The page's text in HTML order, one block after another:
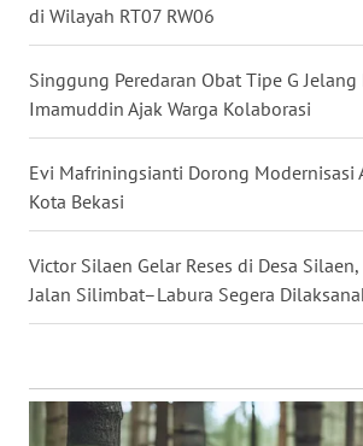
di Wilayah RT07 RW06
Singgung Peredaran Obat Tipe G Jelang
Imamuddin Ajak Warga Kolaborasi
Evi Mafriningsianti Dorong Modernisasi
Kota Bekasi
Victor Silaen Gelar Reses di Desa
Jalan Silimbat–Labura Segera
WN
MALUKU
WN
MALUT
WN
DAIRI
WN
WN